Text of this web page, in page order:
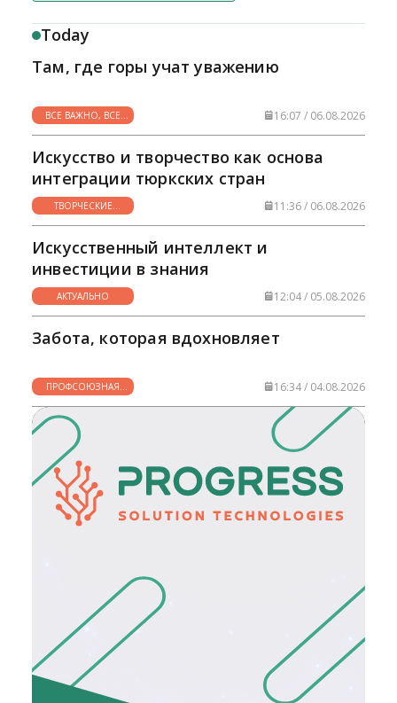
Today
Там, где горы учат уважению
ВСЕ ВАЖНО, ВСЕ
НУЖНО
16:07 / 06.08.2026
Искусство и творчество как основа
интеграции тюркских стран
ТВОРЧЕСКИЕ
ГОРИЗОНТЫ
11:36 / 06.08.2026
Искусственный интеллект и
инвестиции в знания
АКТУАЛЬНО 12:04 / 05.08.2026
Забота, которая вдохновляет
ПРОФСОЮЗНАЯ
ЖИЗНЬ
16:34 / 04.08.2026